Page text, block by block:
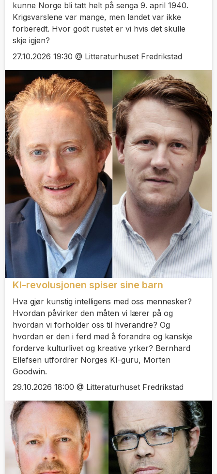
kunne Norge bli tatt helt på senga 9. april 1940.
Krigsvarslene var mange, men landet var ikke
forberedt. Hvor godt rustet er vi hvis det skulle
skje igjen?
27.10.2026 19:30 @ Litteraturhuset Fredrikstad
KI-revolusjonen spiser sine barn
Hva gjør kunstig intelligens med oss mennesker?
Hvordan påvirker den måten vi lærer på og
hvordan vi forholder oss til hverandre? Og
hvordan er den i ferd med å forandre og kanskje
forderve kulturlivet og kreative yrker? Bernhard
Ellefsen utfordrer Norges KI-guru, Morten
Goodwin.
29.10.2026 18:00 @ Litteraturhuset Fredrikstad